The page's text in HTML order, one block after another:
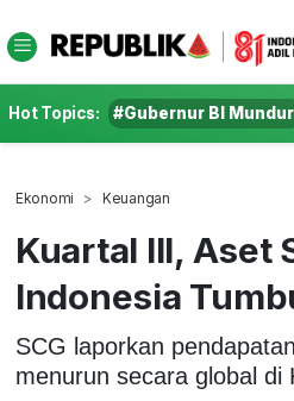
Hot Topics: #Gubernur BI Mundur
Ekonomi Keuangan
Kuartal III, Aset
Indonesia
SCG laporkan
menurun secara global di